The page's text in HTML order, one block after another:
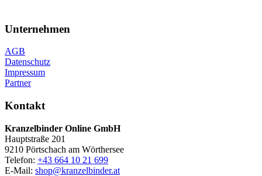
Unternehmen
AGB
Datenschutz
Impressum
Partner
Kontakt
Kranzelbinder Online GmbH
Hauptstraße 201
9210 Pörtschach am Wörthersee
Telefon: +43 664 10 21 699
E-Mail: shop@kranzelbinder.at